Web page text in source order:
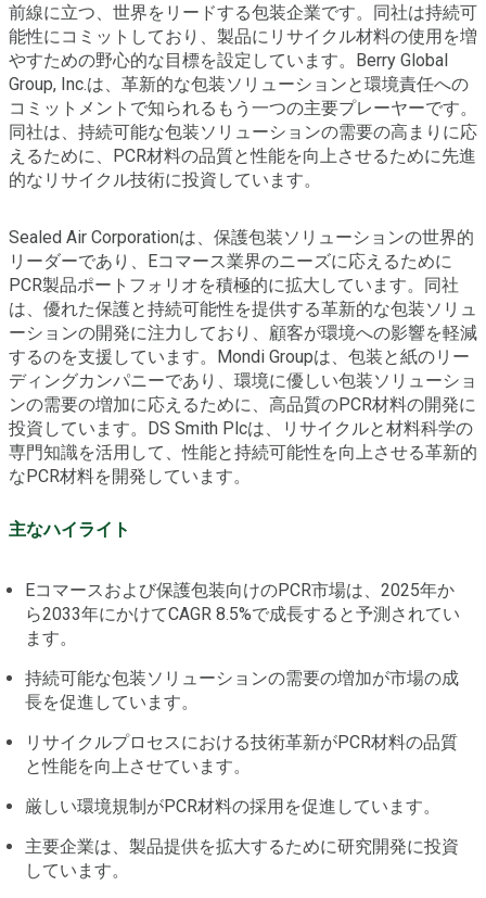
前線に立つ、世界をリードする包装企業です。同社は持続可
能性にコミットしており、製品にリサイクル材料の使用を増
やすための野心的な目標を設定しています。Berry Global
Group, Inc.は、革新的な包装ソリューションと環境責任への
コミットメントで知られるもう一つの主要プレーヤーです。
同社は、持続可能な包装ソリューションの需要の高まりに応
えるために、PCR材料の品質と性能を向上させるために先進
的なリサイクル技術に投資しています。
Sealed Air Corporationは、保護包装ソリューションの世界的
リーダーであり、Eコマース業界のニーズに応えるために
PCR製品ポートフォリオを積極的に拡大しています。同社
は、優れた保護と持続可能性を提供する革新的な包装ソリュ
ーションの開発に注力しており、顧客が環境への影響を軽減
するのを支援しています。Mondi Groupは、包装と紙のリー
ディングカンパニーであり、環境に優しい包装ソリューショ
ンの需要の増加に応えるために、高品質のPCR材料の開発に
投資しています。DS Smith Plcは、リサイクルと材料科学の
専門知識を活用して、性能と持続可能性を向上させる革新的
なPCR材料を開発しています。
主なハイライト
Eコマースおよび保護包装向けのPCR市場は、2025年か
ら2033年にかけてCAGR 8.5%で成長すると予測されてい
ます。
持続可能な包装ソリューションの需要の増加が市場の成
長を促進しています。
リサイクルプロセスにおける技術革新がPCR材料の品質
と性能を向上させています。
厳しい環境規制がPCR材料の採用を促進しています。
主要企業は、製品提供を拡大するために研究開発に投資
しています。